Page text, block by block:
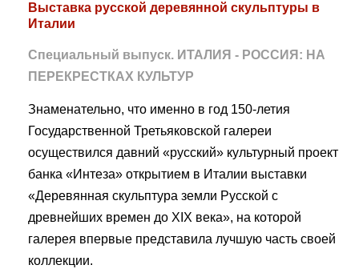
Выставка русской деревянной скульптуры в
Италии
Специальный выпуск. ИТАЛИЯ - РОССИЯ: НА
ПЕРЕКРЕСТКАХ КУЛЬТУР
Знаменательно, что именно в год 150-летия
Государственной Третьяковской галереи
осуществился давний «русский» культурный проект
банка «Интеза» открытием в Италии выставки
«Деревянная скульптура земли Русской с
древнейших времен до XIX века», на которой
галерея впервые представила лучшую часть своей
коллекции.